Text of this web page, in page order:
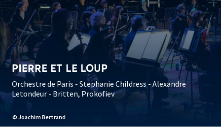
© Joachim Bertrand
PIERRE ET LE LOUP
Orchestre de Paris - Stephanie Childress - Alexandre
Letondeur - Britten, Prokofiev